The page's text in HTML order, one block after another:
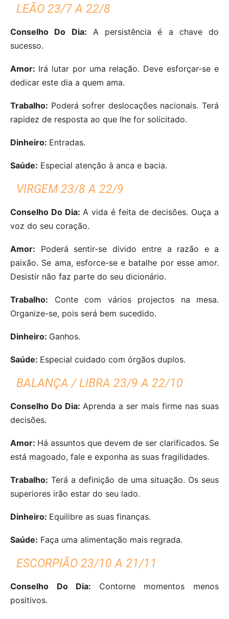
LEÃO 23/7 A 22/8
Conselho Do Dia: A persistência é a chave do
sucesso.
Amor: Irá lutar por uma relação. Deve esforçar-se e
dedicar este dia a quem ama.
Trabalho: Poderá sofrer deslocações nacionais. Terá
rapidez de resposta ao que lhe for solicitado.
Dinheiro: Entradas.
Saúde: Especial atenção à anca e bacia.
VIRGEM 23/8 A 22/9
Conselho Do Dia: A vida é feita de decisões. Ouça a
voz do seu coração.
Amor: Poderá sentir-se divido entre a razão e a
paixão. Se ama, esforce-se e batalhe por esse amor.
Desistir não faz parte do seu dicionário.
Trabalho: Conte com vários projectos na mesa.
Organize-se, pois será bem sucedido.
Dinheiro: Ganhos.
Saúde: Especial cuidado com órgãos duplos.
BALANÇA / LIBRA 23/9 A 22/10
Conselho Do Dia: Aprenda a ser mais firme nas suas
decisões.
Amor: Há assuntos que devem de ser clarificados. Se
está magoado, fale e exponha as suas fragilidades.
Trabalho: Terá a definição de uma situação. Os seus
superiores irão estar do seu lado.
Dinheiro: Equilibre as suas finanças.
Saúde: Faça uma alimentação mais regrada.
ESCORPIÃO 23/10 A 21/11
Conselho Do Dia: Contorne momentos menos
positivos.